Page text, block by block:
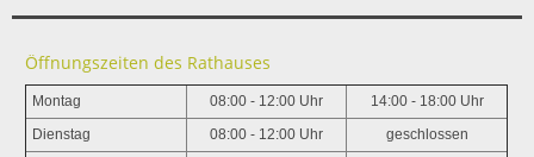
Öffnungszeiten des Rathauses
Montag 08:00 - 12:00 Uhr 14:00 - 18:00 Uhr
Dienstag 08:00 - 12:00 Uhr geschlossen